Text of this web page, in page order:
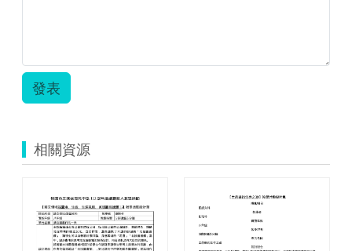
發表
相關資源